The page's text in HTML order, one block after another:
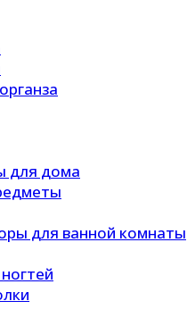
для дома
для ванной комнаты